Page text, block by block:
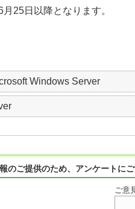
25日以降となります。
Windows Server
のご提供のため、アンケートに
ご意